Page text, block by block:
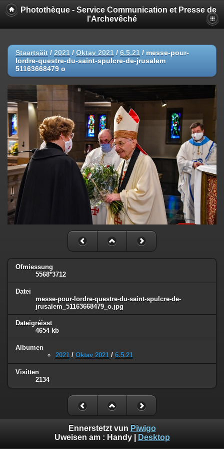
Photothèque - Service Communication et Presse de
l'Archevêché
Staartsäit / 2021 / Oktav 2021 / 6.5.21 / messe-pour-
lordre-questre-du-saint-spulcre-de-jrusalem
51163668479 o
Ofmiessung
5568*3712
Datei
messe-pour-lordre-questre-du-saint-spulcre-de-
jrusalem_51163668479_o.jpg
Dateigréisst
4654 kb
Albumen
2021 / Oktav 2021 / 6.5.21
Visitten
2134
Ennerstetzt vun Piwigo
Uweisen am : Handy| Desktop